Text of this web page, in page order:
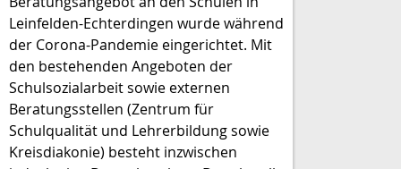
Leinfelden-Echterdingen wurde während
der Corona-Pandemie eingerichtet. Mit
den bestehenden Angeboten der
Schulsozialarbeit sowie externen
Beratungsstellen (Zentrum für
Schulqualität und Lehrerbildung sowie
Kreisdiakonie) besteht inzwischen